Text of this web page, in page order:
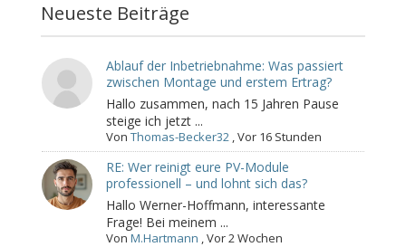
Neueste Beiträge
Ablauf der Inbetriebnahme: Was passiert
zwischen Montage und erstem Ertrag?
Hallo zusammen, nach 15 Jahren Pause
steige ich jetzt ...
VonThomas-Becker32 ,Vor 16 Stunden
RE: Wer reinigt eure PV-Module
professionell – und lohnt sich das?
Hallo Werner-Hoffmann, interessante
Frage! Bei meinem ...
VonM.Hartmann ,Vor 2 Wochen